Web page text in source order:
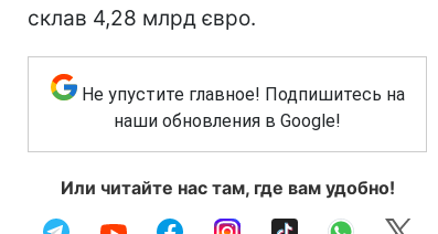
склав 4,28 млрд євро.
Не упустите главное! Подпишитесь на
наши обновления в Google!
Или читайте нас там, где вам удобно!